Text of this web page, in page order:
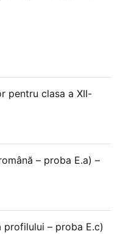
pentru clasa a XII-
– proba E.a) –
– proba E.c)